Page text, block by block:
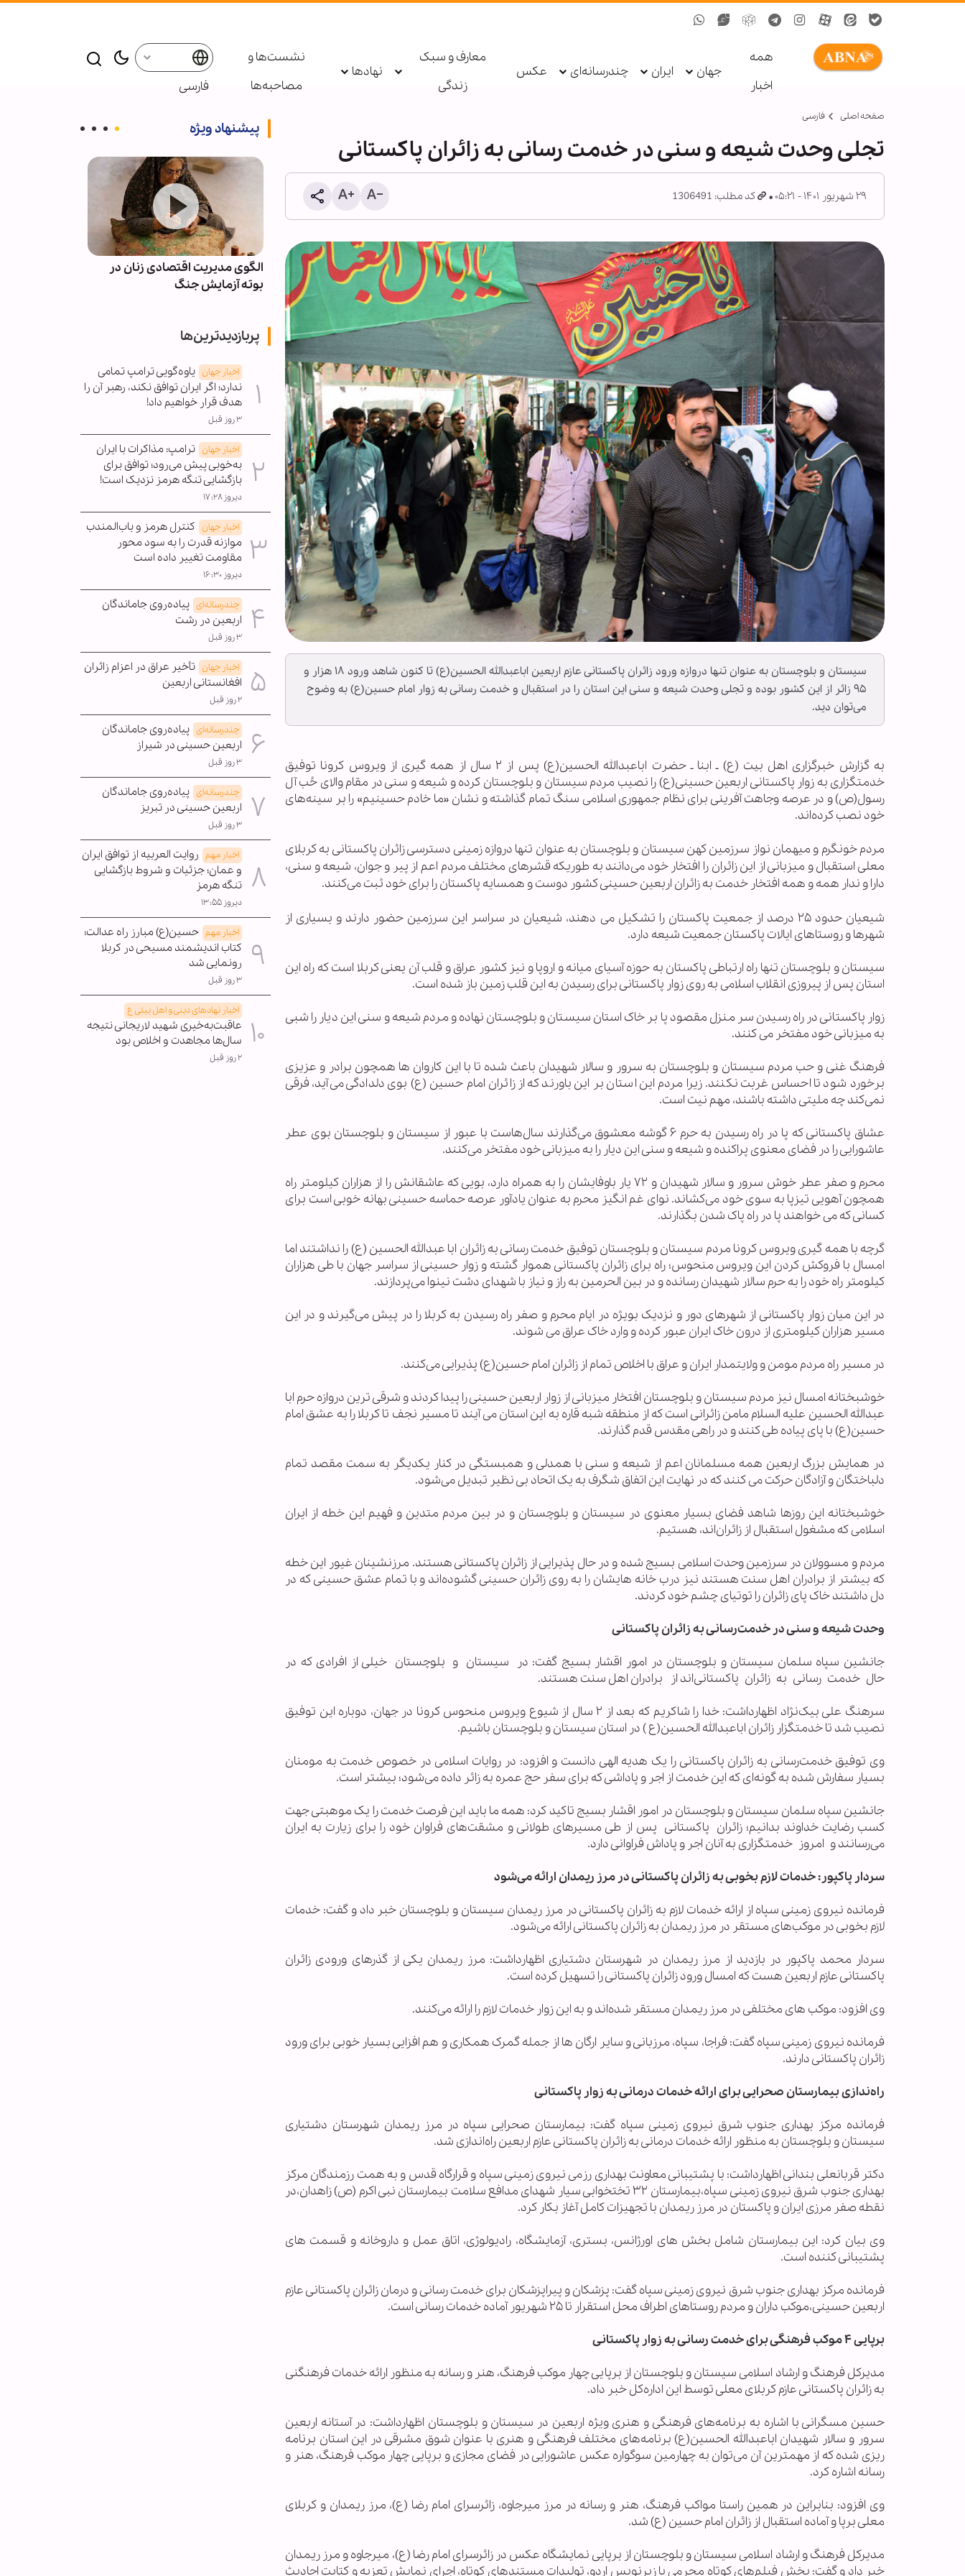
همه
اخبار
جهان ایران چندرسانه‌ای عکس
معارف و سبک
زندگی
نهادها
نشست‌ها و
مصاحبه‌ها
فارسی
صفحه اصلی فارسی
تجلی وحدت شیعه و سنی در خدمت رسانی به زائران پاکستانی
۲۹ شهریور ۱۴۰۱ - ۰۵:۲۱ کد مطلب: 1306491
سیستان و بلوچستان به عنوان تنها دروازه ورود زائران پاکستانی عازم اربعین اباعبدالله الحسین(ع) تا کنون شاهد ورود ۱۸ هزار و
۹۵ زائر از این کشور بوده و تجلی وحدت شیعه و سنی این استان را در استقبال و خدمت رسانی به زوار امام حسین(ع) به وضوح
می‌توان دید.
به گزارش خبرگزاری اهل بيت (ع) ـ ابنا ـ حضرت اباعبدالله الحسین(ع) پس از ۲ سال از همه گیری از ویروس کرونا توفیق
خدمتگزاری به زوار پاکستانی اربعین حسینی(ع) را نصیب مردم سیستان و بلوچستان کرده و شیعه و سنی در مقام والای حُب آل
رسول(ص) و در عرصه وجاهت آفرینی برای نظام جمهوری اسلامی سنگ تمام گذاشته و نشان «ما خادم حسینیم» را بر سینه‌های
خود نصب کرده‌اند.
مردم خونگرم و میهمان نواز سرزمین کهن سیستان و بلوچستان به عنوان تنها دروازه زمینی دسترسی زائران پاکستانی به کربلای
معلی استقبال و میزبانی از این زائران را افتخار خود می‌دانند به طوریکه قشرهای مختلف مردم اعم از پیر و جوان، شیعه و سنی،
دارا و ندار همه و همه افتخار خدمت به زائران اربعین حسینی کشور دوست و همسایه پاکستان را برای خود ثبت می‌کنند.
شیعیان حدود ۲۵ درصد از جمعیت پاکستان را تشکیل می دهند، شیعیان در سراسر این سرزمین حضور دارند و بسیاری از
شهرها و روستاهای ایالات پاکستان جمعیت شیعه دارد.
سیستان و بلوچستان تنها راه ارتباطی پاکستان به حوزه آسیای میانه و اروپا و نیز کشور عراق و قلب آن یعنی کربلا است که راه این
استان پس از پیروزی انقلاب اسلامی به روی زوار پاکستانی برای رسیدن به این قلب زمین باز شده است.
زوار پاکستانی در راه رسیدن سر منزل مقصود پا بر خاک استان سیستان و بلوچستان نهاده و مردم شیعه و سنی این دیار را شبی
به میزبانی خود مفتخر می کنند.
فرهنگ غنی و حب مردم سیستان و بلوچستان به سرور و سالار شهیدان باعث شده تا با این کاروان ها همچون برادر و عزیزی
برخورد شود تا احساس غربت نکنند. زیرا مردم این استان بر این باورند که از زائران امام حسین (ع) بوی دلدادگی می‌آید، فرقی
نمی‌کند چه ملیتی داشته باشند، مهم نیت است.
عشاق پاکستانی که پا در راه رسیدن به حرم ۶ گوشه معشوق می‌گذارند سال‌هاست با عبور از سیستان و بلوچستان بوی عطر
عاشورایی را در فضای معنوی پراکنده و شیعه و سنی این دیار را به میزبانی خود مفتخر می‌کنند.
محرم و صفر عطر خوش سرور و سالار شهیدان و ۷۲ یار باوفایشان را به همراه دارد، بویی که عاشقانش را از هزاران کیلومتر راه
همچون آهویی تیزپا به سوی خود می‌کشاند. نوای غم انگیز محرم به عنوان یادآور عرصه حماسه حسینی بهانه خوبی است برای
کسانی که می خواهند پا در راه پاک شدن بگذارند.
گرچه با همه گیری ویروس کرونا مردم سیستان و بلوچستان توفیق خدمت رسانی به زائران ابا عبدالله الحسین (ع) را نداشتند اما
امسال با فروکش کردن این ویروس منحوس؛ راه برای زائران پاکستانی هموار گشته و زوار حسینی از سراسر جهان با طی هزاران
کیلومتر راه خود را به حرم سالار شهیدان رسانده و در بین الحرمین به راز و نیاز با شهدای دشت نینوا می‌پردازند.
در این میان زوار پاکستانی از شهرهای دور و نزدیک بویژه در ایام محرم و صفر راه رسیدن به کربلا را در پیش می‌گیرند و در این
مسیر هزاران کیلومتری از درون خاک ایران عبور کرده و وارد خاک عراق می شوند.
در مسیر راه مردم مومن و ولایتمدار ایران و عراق با اخلاص تمام از زائران امام حسین(ع) پذیرایی می‌کنند.
خوشبختانه امسال نیز مردم سیستان و بلوچستان افتخار میزبانی از زوار اربعین حسینی را پیدا کردند و شرقی ترین دروازه حرم ابا
عبدالله الحسین علیه السلام مامن زائرانی است که از منطقه شبه قاره به این استان می آیند تا مسیر نجف تا کربلا را به عشق امام
حسین(ع) با پای پیاده طی ‌کنند و در راهی مقدس قدم گذارند.
در همایش بزرگ اربعین همه مسلمانان اعم از شیعه و سنی با همدلی و همبستگی در کنار یکدیگر به سمت مقصد تمام
دلباختگان و آزادگان حرکت می کنند که در نهایت این اتفاق شگرف به یک اتحاد بی نظیر تبدیل می‌شود.
خوشبختانه این روزها شاهد فضای بسیار معنوی در سیستان و بلوچستان و در بین مردم متدین و فهیم این خطه از ایران
اسلامی که مشغول استقبال از زائران‌اند، هستیم.
مردم و مسوولان در سرزمین وحدت اسلامی بسیج شده و در حال پذیرایی از زائران پاکستانی هستند. مرزنشینان غیور این خطه
که بیشتر از برادران اهل سنت هستند نیز درب خانه هایشان را به روی زائران حسینی گشوده‌اند و با تمام عشق حسینی که در
دل داشتند خاک پای زائران را توتیای چشم خود کردند.
وحدت شیعه و سنی در خدمت‌رسانی به زائران پاکستانی
جانشین سپاه سلمان سیستان و بلوچستان در امور اقشار بسیج گفت: در سیستان و بلوچستان خیلی از افرادی که در
حال خدمت رسانی به زائران پاکستانی‌اند از برادران اهل سنت هستند.
سرهنگ علی بیک‌نژاد اظهارداشت: خدا را شاکریم که بعد از ۲ سال از شیوع ویروس منحوس کرونا در جهان، دوباره این توفیق
نصیب شد تا خدمتگزار زائران اباعبدالله الحسین(ع ) در استان سیستان و بلوچستان باشیم.
وی توفیق خدمت‌رسانی‌ به زائران پاکستانی‌ را یک هدیه الهی دانست و افزود: در روایات اسلامی در خصوص خدمت به مومنان
بسیار سفارش شده به گونه‌ای که این خدمت از اجر و پاداشی که برای سفر حج عمره به زائر داده می‌شود؛ بیشتر است.
جانشین سپاه‌ سلمان سیستان و بلوچستان در امور اقشار بسیج تاکید کرد: همه ما باید این فرصت خدمت را یک موهبتی جهت
کسب رضایت خداوند بدانیم؛ زائران پاکستانی پس از طی مسیرهای طولانی و مشقت‌های فراوان خود را برای زیارت به ایران
می‌رسانند و امروز خدمتگزاری به آنان اجر و پاداش فراوانی دارد.
سردار پاکپور: خدمات لازم بخوبی به زائران پاکستانی در مرز ریمدان ارائه می‌شود
فرمانده نیروی زمینی سپاه از ارائه خدمات لازم به زائران پاکستانی در مرز ریمدان سیستان و بلوچستان خبر داد و گفت: خدمات
لازم بخوبی در موکب‌های مستقر در مرز ریمدان به زائران پاکستانی ارائه می‌شود.
سردار محمد پاکپور در بازدید از مرز ریمدان در شهرستان دشتیاری اظهارداشت: مرز ریمدان یکی از گذرهای ورودی زائران
پاکستانی عازم اربعین هست که امسال ورود زائران پاکستانی را تسهیل کرده است.
وی افزود: موکب های مختلفی در مرز ریمدان مستقر شده‌اند و به این زوار خدمات لازم را ارائه می‌کنند.
فرمانده نیروی زمینی سپاه گفت: فراجا، سپاه، مرزبانی و سایر ارگان ها از جمله گمرک همکاری و هم افزایی بسیار خوبی برای ورود
زائران پاکستانی دارند.
راه‌ندازی بیمارستان صحرایی برای ارائه خدمات درمانی به زوار پاکستانی
فرمانده مرکز بهداری جنوب شرق نیروی زمینی سپاه گفت: بیمارستان صحرایی سپاه در مرز ریمدان شهرستان دشتیاری
سیستان و بلوچستان به منظور ارائه خدمات درمانی به زائران پاکستانی عازم اربعین راه‌اندازی شد.
دکتر قربانعلی بندانی اظهارداشت: با پشتیبانی معاونت بهداری رزمی نیروی زمینی سپاه و قرارگاه قدس و به همت رزمندگان مرکز
بهداری جنوب شرق نیروی زمینی سپاه،بیمارستان ۳۲ تختخوابی سیار شهدای مدافع سلامت بیمارستان نبی اکرم (ص) زاهدان،در
نقطه صفر مرزی ایران و پاکستان در مرز ریمدان با تجهیزات کامل آغاز بکار کرد.
وی بیان کرد: این بیمارستان شامل بخش های اورژانس، بستری، آزمایشگاه، رادیولوژی، اتاق عمل و داروخانه و قسمت های
پشتیبانی کننده است.
فرمانده مرکز بهداری جنوب شرق نیروی زمینی سپاه گفت: پزشکان و پیراپزشکان برای خدمت رسانی و درمان زائران پاکستانی عازم
اربعین حسینی،موکب داران و مردم روستاهای اطراف محل استقرار تا ۲۵ شهریور آماده خدمات رسانی است.
برپایی ۴ موکب فرهنگی برای خدمت رسانی به زوار پاکستانی
مدیرکل فرهنگ و ارشاد اسلامی سیستان و بلوچستان از برپایی چهار موکب فرهنگ، هنر و رسانه به منظور ارائه خدمات فرهنگنی
به زائران پاکستانی عازم کربلای معلی توسط این اداره‌کل خبر داد.
حسین مسگرانی با اشاره به برنامه‌های فرهنگی و هنری ویژه اربعین در سیستان و بلوچستان اظهارداشت: در آستانه اربعین
سرور و سالار شهیدان اباعبدالله الحسین(ع) برنامه‌های مختلف فرهنگی و هنری با عنوان شوق مشرقی در این استان برنامه
ریزی شده که از مهمترین آن می‌توان به چهارمین سوگواره عکس عاشورایی در فضای مجازی و برپایی چهار موکب فرهنگ، هنر و
رسانه اشاره کرد.
وی افزود: بنابراین در همین راستا مواکب فرهنگ، هنر و رسانه در مرز میرجاوه، زائرسرای امام رضا (ع)، مرز ریمدان و کربلای
معلی برپا و آماده استقبال از زائران امام حسین (ع) شد.
مدیرکل فرهنگ و ارشاد اسلامی سیستان و بلوچستان از برپایی نمایشگاه عکس در زائرسرای امام رضا (ع)، میرجاوه و مرز ریمدان
خبر داد و گفت: پخش فیلم‌های کوتاه محرمی با زیرنویس اردو، تولیدات مستندهای کوتاه، اجرای نمایش تعزیه و کتابت احادیث
پیشنهاد ویژه
اربعین؛ بزرگ‌ترین مانور وحدت
شیعه و سنی
الگوی مدیریت اقتصادی زنان در
بوته آزمایش جنگ
پربازدیدترین‌ها
اخبار جهان یاوه‌گویی ترامپ تمامی
ندارد؛ اگر ایران توافق نکند، رهبر آن را
هدف قرار خواهیم داد!
۳ روز قبل
اخبار جهان ترامپ: مذاکرات با ایران
به‌خوبی پیش می‌رود؛ توافق برای
بازگشایی تنگه هرمز نزدیک است!
دیروز ۱۷:۲۸
اخبار جهان کنترل هرمز و باب‌المندب
موازنه قدرت را به سود محور
مقاومت تغییر داده است
دیروز ۱۶:۳۰
چندرسانه‌ای پیاده‌روی جاماندگان
اربعین در رشت
۳ روز قبل
اخبار جهان تأخیر عراق در اعزام زائران
افغانستانی اربعین
۲ روز قبل
چندرسانه‌ای پیاده‌روی جاماندگان
اربعین حسینی در شیراز
۳ روز قبل
چندرسانه‌ای پیاده‌روی جاماندگان
اربعین حسینی در تبریز
۳ روز قبل
اخبار مهم روایت العربیه از توافق ایران
و عمان؛ جزئیات و شروط بازگشایی
تنگه هرمز
دیروز ۱۳:۵۵
اخبار مهم حسین(ع) مبارز راه عدالت؛
کتاب اندیشمند مسیحی در کربلا
رونمایی شد
۳ روز قبل
اخبار نهادهای دینی و اهل بیتی ع
عاقبت‌به‌خیری شهید لاریجانی نتیجه
سال‌ها مجاهدت و اخلاص بود
۲ روز قبل